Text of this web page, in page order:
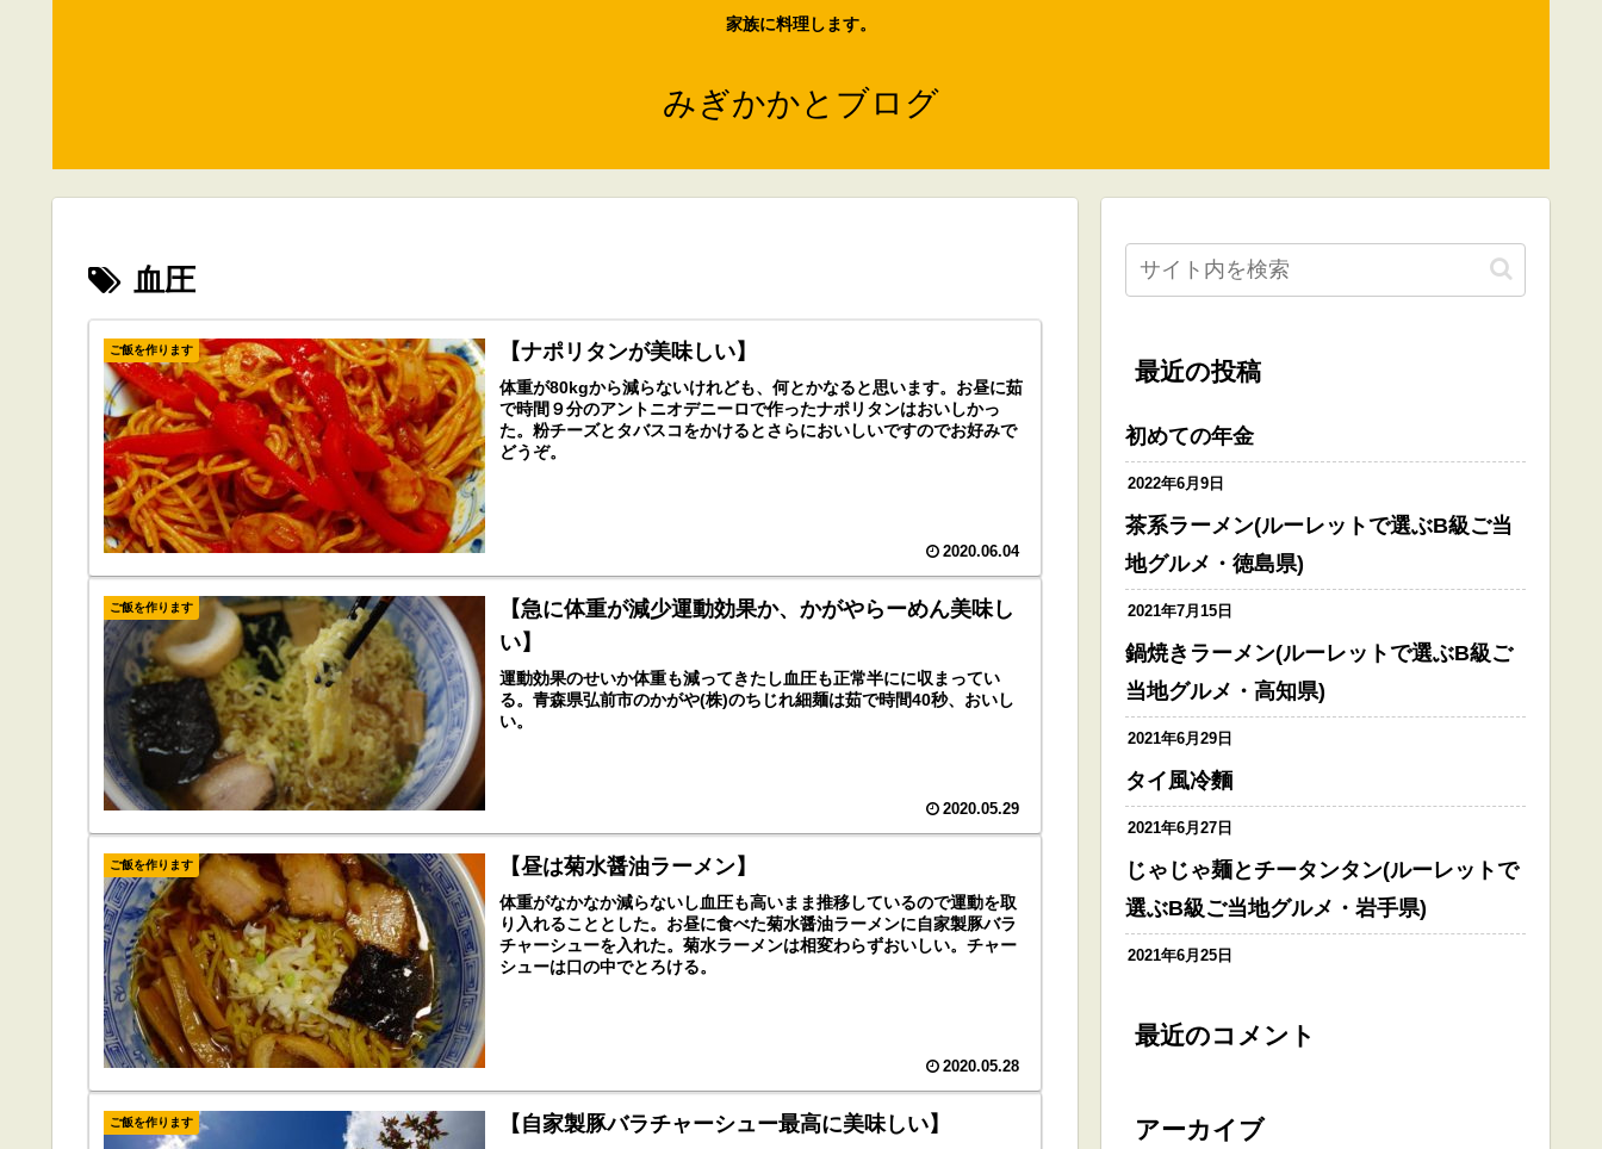
家族に料理します。
みぎかかとブログ
血圧
ご飯を作ります 【ナポリタンが美味しい】
体重が80kgから減らないけれども、何とかなると思います。お昼に茹
で時間９分のアントニオデニーロで作ったナポリタンはおいしかっ
た。粉チーズとタバスコをかけるとさらにおいしいですのでお好みで
どうぞ。
2020.06.04
ご飯を作ります
【急に体重が減少運動効果か、かがやらーめん美味し
い】
運動効果のせいか体重も減ってきたし血圧も正常半にに収まってい
る。青森県弘前市のかがや(株)のちじれ細麺は茹で時間40秒、おいし
い。
2020.05.29
ご飯を作ります 【昼は菊水醤油ラーメン】
体重がなかなか減らないし血圧も高いまま推移しているので運動を取
り入れることとした。お昼に食べた菊水醤油ラーメンに自家製豚バラ
チャーシューを入れた。菊水ラーメンは相変わらずおいしい。チャー
シューは口の中でとろける。
2020.05.28
ご飯を作ります 【自家製豚バラチャーシュー最高に美味しい】
最近の投稿
初めての年金
2022年6月9日
茶系ラーメン(ルーレットで選ぶB級ご当
地グルメ・徳島県)
2021年7月15日
鍋焼きラーメン(ルーレットで選ぶB級ご
当地グルメ・高知県)
2021年6月29日
タイ風冷麵
2021年6月27日
じゃじゃ麺とチータンタン(ルーレットで
選ぶB級ご当地グルメ・岩手県)
2021年6月25日
最近のコメント
アーカイブ